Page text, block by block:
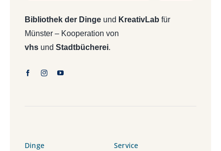
Bibliothek der Dingeund KreativLab für
Münster – Kooperation von
vhsund Stadtbücherei.
Dinge Service